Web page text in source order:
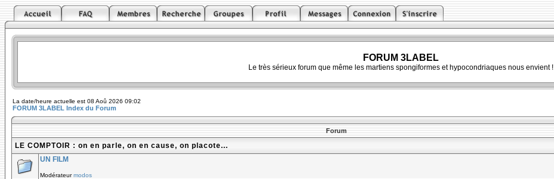
FORUM 3LABEL
Le très sérieux forum que même les martiens spongiformes et hypocondriaques nous envient !
La date/heure actuelle est 08 Aoû 2026 09:02
FORUM 3LABEL Index du Forum
Forum
LE COMPTOIR : on en parle, on en cause, on placote...
UN FILM
Modérateurmodos